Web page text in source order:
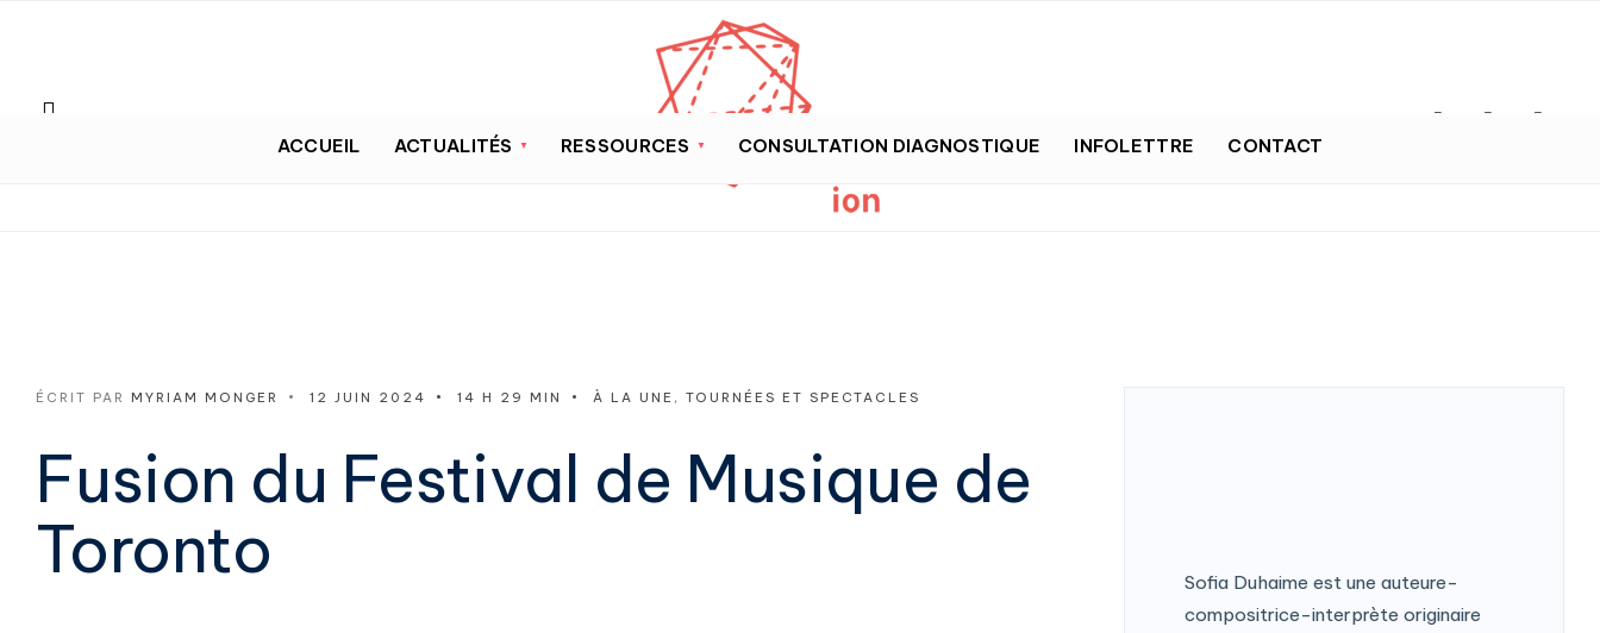
ACCUEIL ACTUALITÉS RESSOURCES CONSULTATION DIAGNOSTIQUE INFOLETTRE CONTACT
ÉCRIT PAR MYRIAM MONGER • 12 JUIN 2024 • 14 H 29 MIN • À LA UNE , TOURNÉES ET SPECTACLES
Fusion du Festival de Musique de
Toronto
Sofia Duhaime est une auteure-
compositrice-interprète originaire